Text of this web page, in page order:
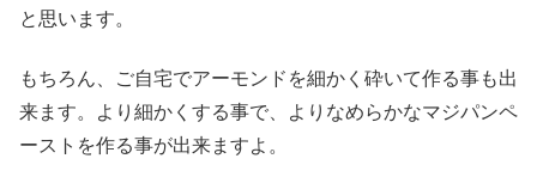
と思います。
もちろん、ご自宅でアーモンドを細かく砕いて作る事も出
来ます。より細かくする事で、よりなめらかなマジパンペ
ーストを作る事が出来ますよ。